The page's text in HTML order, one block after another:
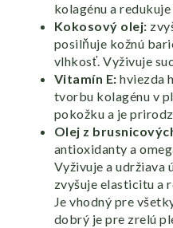
kolagénu a
Kokosový olej:
posilňuje kožnú
vlhkosť. Vyživuje
Vitamín E: hviezda
tvorbu kolagénu v
pokožku a je
Olej z
antioxidanty a
Vyživuje a udržiava
zvyšuje elasticitu a
Je vhodný pre
dobrý je pre zrelú